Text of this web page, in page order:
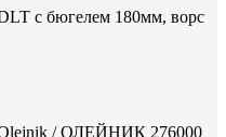
с бюгелем 180мм, ворс